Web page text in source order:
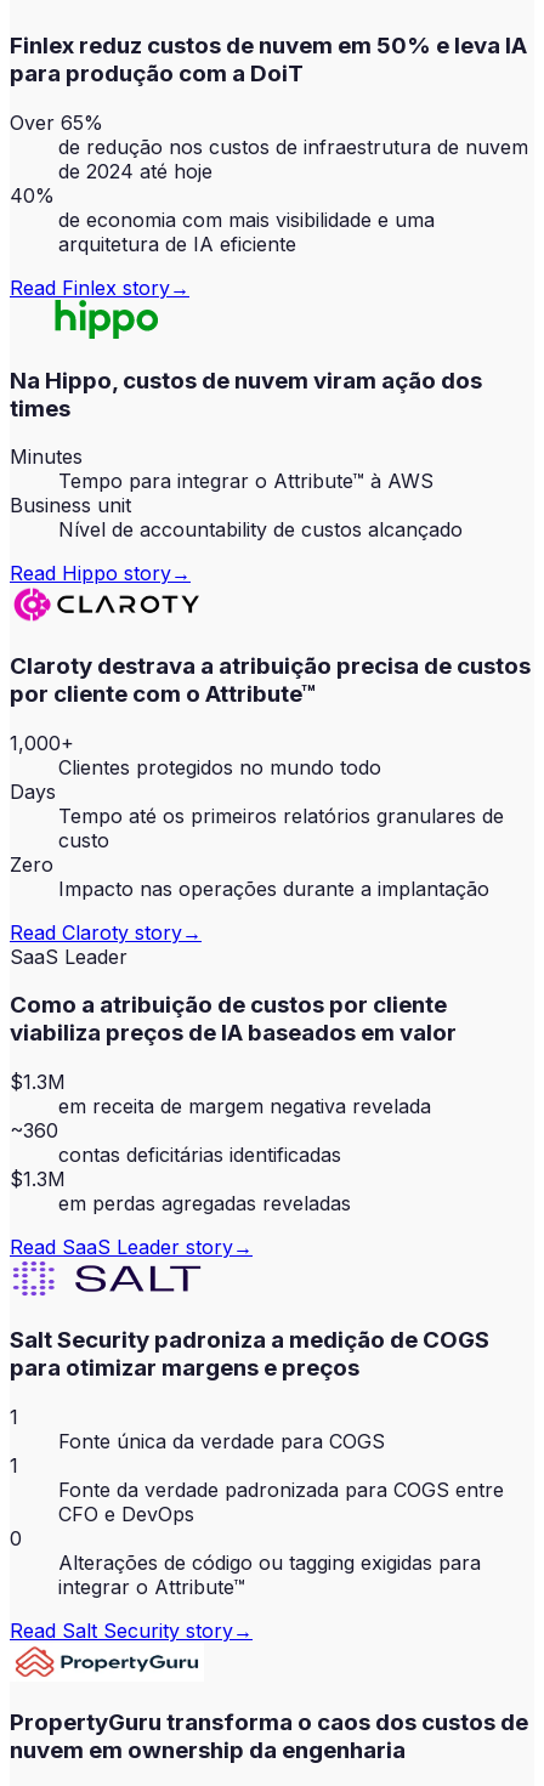
Finlex reduz custos de nuvem em 50% e leva IA
para produção com a DoiT
Over 65%
de redução nos custos de infraestrutura de nuvem
de 2024 até hoje
40%
de economia com mais visibilidade e uma
arquitetura de IA eficiente
Read Finlex story→
Na Hippo, custos de nuvem viram ação dos
times
Minutes
Tempo para integrar o Attribute™ à AWS
Business unit
Nível de accountability de custos alcançado
Read Hippo story→
Claroty destrava a atribuição precisa de custos
por cliente com o Attribute™
1,000+
Clientes protegidos no mundo todo
Days
Tempo até os primeiros relatórios granulares de
custo
Zero
Impacto nas operações durante a implantação
Read Claroty story→
SaaS Leader
Como a atribuição de custos por cliente
viabiliza preços de IA baseados em valor
$1.3M
em receita de margem negativa revelada
~360
contas deficitárias identificadas
$1.3M
em perdas agregadas reveladas
Read SaaS Leader story→
Salt Security padroniza a medição de COGS
para otimizar margens e preços
1
Fonte única da verdade para COGS
1
Fonte da verdade padronizada para COGS entre
CFO e DevOps
0
Alterações de código ou tagging exigidas para
integrar o Attribute™
Read Salt Security story→
PropertyGuru transforma o caos dos custos de
nuvem em ownership da engenharia